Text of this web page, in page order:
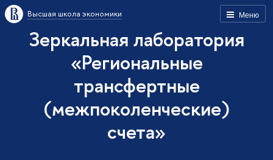
Меню
Высшая школа экономики
Зеркальная лаборатория
«Региональные
трансфертные
(межпоколенческие)
счета»